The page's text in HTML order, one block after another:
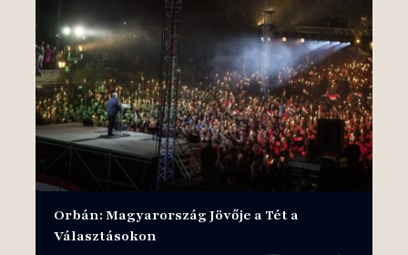
Orbán: Magyarország Jövője a Tét a
Választásokon